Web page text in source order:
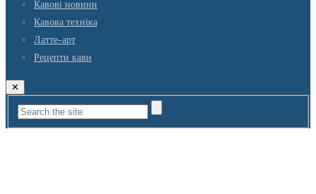
Кавові новини
Кавова техніка
Латте-арт
Рецепти кави
✕